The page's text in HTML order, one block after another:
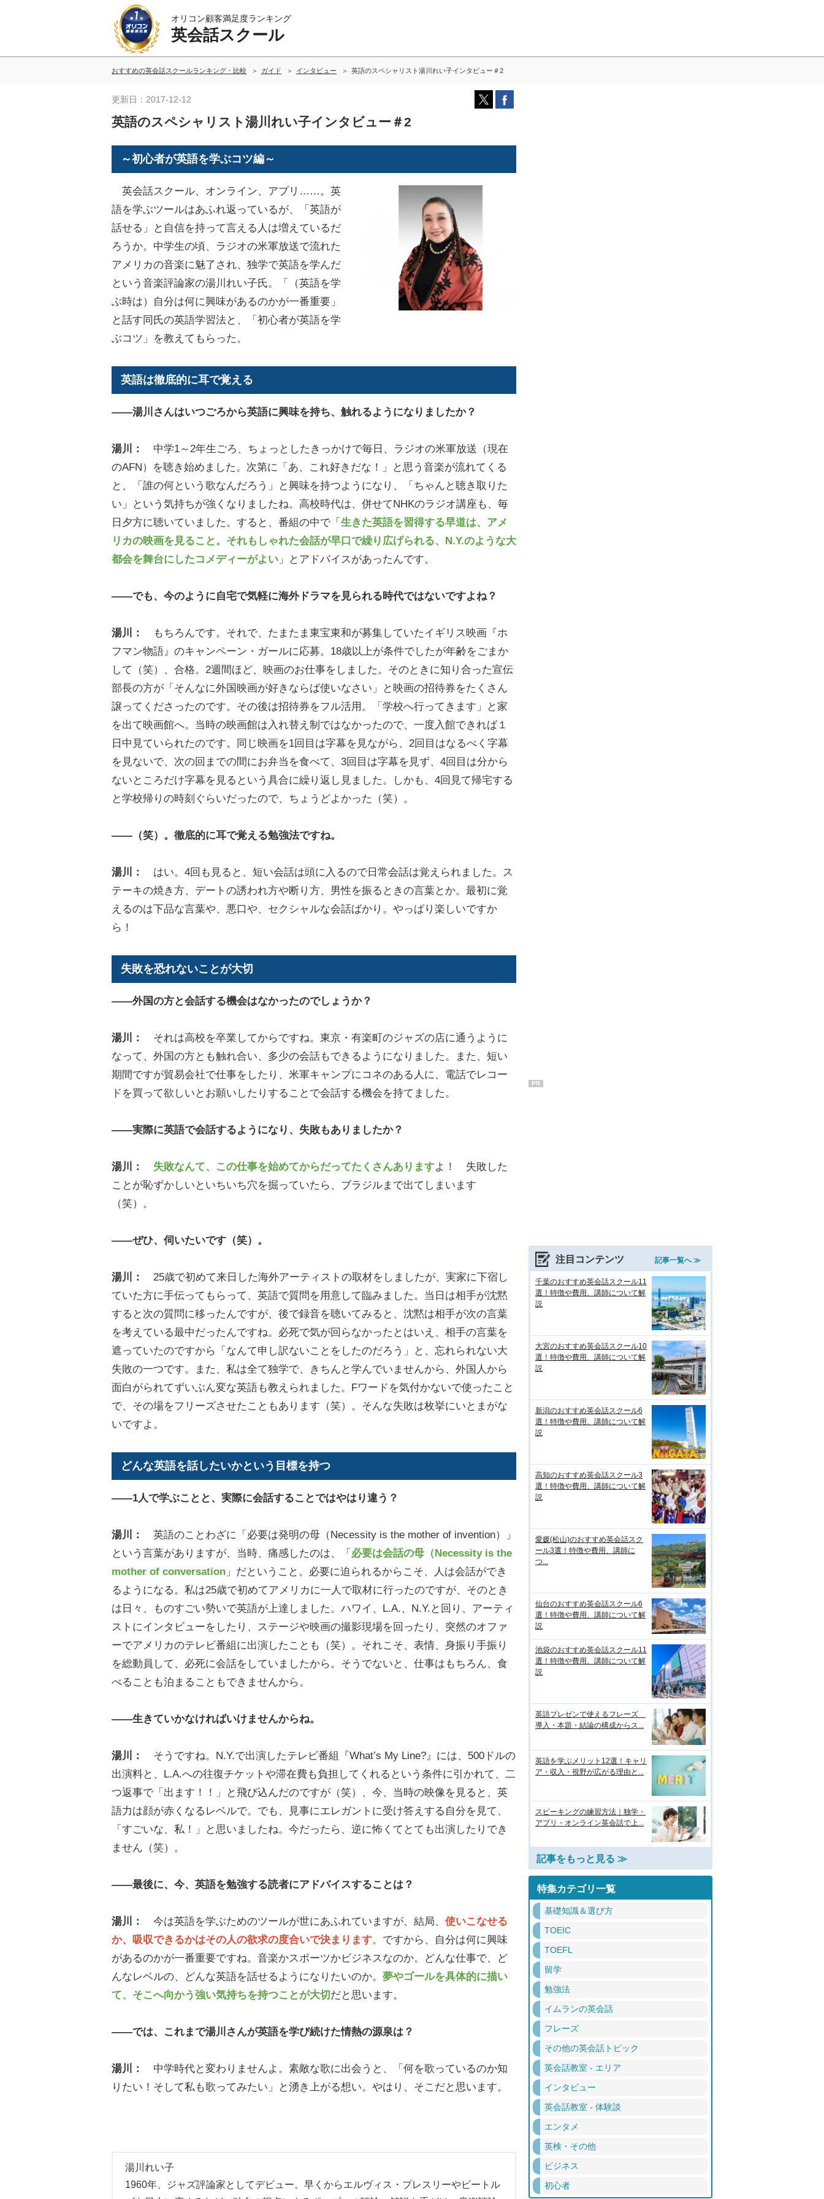
オリコン顧客満足度ランキング
英会話スクール
おすすめの英会話スクールランキング・比較 ガイド インタビュー 英語のスペシャリスト湯川れい子インタビュー＃2
更新日：2017-12-12
英語のスペシャリスト湯川れい子インタビュー＃2
～初心者が英語を学ぶコツ編～
英会話スクール、オンライン、アプリ……。英
語を学ぶツールはあふれ返っているが、「英語が
話せる」と自信を持って言える人は増えているだ
ろうか。中学生の頃、ラジオの米軍放送で流れた
アメリカの音楽に魅了され、独学で英語を学んだ
という音楽評論家の湯川れい子氏。「（英語を学
ぶ時は）自分は何に興味があるのかが一番重要」
と話す同氏の英語学習法と、「初心者が英語を学
ぶコツ」を教えてもらった。
英語は徹底的に耳で覚える
――湯川さんはいつごろから英語に興味を持ち、触れるようになりましたか？
湯川：
中学1～2年生ごろ、ちょっとしたきっかけで毎日、ラジオの米軍放送（現在
のAFN）を聴き始めました。次第に「あ、これ好きだな！」と思う音楽が流れてくる
と、「誰の何という歌なんだろう」と興味を持つようになり、「ちゃんと聴き取りた
い」という気持ちが強くなりましたね。高校時代は、併せてNHKのラジオ講座も、毎
日夕方に聴いていました。すると、番組の中で「 生きた英語を習得する早道は、アメ
リカの映画を見ること。それもしゃれた会話が早口で繰り広げられる、N.Y.のような大
都会を舞台にしたコメディーがよい 」とアドバイスがあったんです。
――でも、今のように自宅で気軽に海外ドラマを見られる時代ではないですよね？
湯川：
もちろんです。それで、たまたま東宝東和が募集していたイギリス映画『ホ
フマン物語』のキャンペーン・ガールに応募。18歳以上が条件でしたが年齢をごまか
して（笑）、合格。2週間ほど、映画のお仕事をしました。そのときに知り合った宣伝
部長の方が「そんなに外国映画が好きならば使いなさい」と映画の招待券をたくさん
譲ってくださったのです。その後は招待券をフル活用。「学校へ行ってきます」と家
を出て映画館へ。当時の映画館は入れ替え制ではなかったので、一度入館できれば１
日中見ていられたのです。同じ映画を1回目は字幕を見ながら、2回目はなるべく字幕
を見ないで、次の回までの間にお弁当を食べて、3回目は字幕を見ず、4回目は分から
ないところだけ字幕を見るという具合に繰り返し見ました。しかも、4回見て帰宅する
と学校帰りの時刻ぐらいだったので、ちょうどよかった（笑）。
――（笑）。徹底的に耳で覚える勉強法ですね。
湯川：
はい。4回も見ると、短い会話は頭に入るので日常会話は覚えられました。ス
テーキの焼き方、デートの誘われ方や断り方、男性を振るときの言葉とか。最初に覚
えるのは下品な言葉や、悪口や、セクシャルな会話ばかり。やっぱり楽しいですか
ら！
失敗を恐れないことが大切
――外国の方と会話する機会はなかったのでしょうか？
湯川：
それは高校を卒業してからですね。東京・有楽町のジャズの店に通うように
なって、外国の方とも触れ合い、多少の会話もできるようになりました。また、短い
期間ですが貿易会社で仕事をしたり、米軍キャンプにコネのある人に、電話でレコー
ドを買って欲しいとお願いしたりすることで会話する機会を持てました。
――実際に英語で会話するようになり、失敗もありましたか？
湯川： 失敗なんて、この仕事を始めてからだってたくさんありますよ！ 失敗した
ことが恥ずかしいといちいち穴を掘っていたら、ブラジルまで出てしまいます
（笑）。
――ぜひ、伺いたいです（笑）。
湯川：
25歳で初めて来日した海外アーティストの取材をしましたが、実家に下宿し
ていた方に手伝ってもらって、英語で質問を用意して臨みました。当日は相手が沈黙
すると次の質問に移ったんですが、後で録音を聴いてみると、沈黙は相手が次の言葉
を考えている最中だったんですね。必死で気が回らなかったとはいえ、相手の言葉を
遮っていたのですから「なんて申し訳ないことをしたのだろう」と、忘れられない大
失敗の一つです。また、私は全て独学で、きちんと学んでいませんから、外国人から
面白がられてずいぶん変な英語も教えられました。Fワードを気付かないで使ったこと
で、その場をフリーズさせたこともあります（笑）。そんな失敗は枚挙にいとまがな
いですよ。
どんな英語を話したいかという目標を持つ
――1人で学ぶことと、実際に会話することではやはり違う？
湯川：
英語のことわざに「必要は発明の母（Necessity is the mother of invention）」
という言葉がありますが、当時、痛感したのは、「 必要は会話の母（Necessity is the
mother of conversation 」だということ。必要に迫られるからこそ、人は会話ができ
るようになる。私は25歳で初めてアメリカに一人で取材に行ったのですが、そのとき
は日々、ものすごい勢いで英語が上達しました。ハワイ、L.A.、N.Y.と回り、アーティ
ストにインタビューをしたり、ステージや映画の撮影現場を回ったり、突然のオファ
ーでアメリカのテレビ番組に出演したことも（笑）。それこそ、表情、身振り手振り
を総動員して、必死に会話をしていましたから。そうでないと、仕事はもちろん、食
べることも泊まることもできませんから。
――生きていかなければいけませんからね。
湯川：
そうですね。N.Y.で出演したテレビ番組『What’s My Line?』には、500ドルの
出演料と、L.A.への往復チケットや滞在費も負担してくれるという条件に引かれて、二
つ返事で「出ます！！」と飛び込んだのですが（笑）、今、当時の映像を見ると、英
語力は顔が赤くなるレベルで。でも、見事にエレガントに受け答えする自分を見て、
「すごいな、私！」と思いましたね。今だったら、逆に怖くてとても出演したりでき
ません（笑）。
――最後に、今、英語を勉強する読者にアドバイスすることは？
湯川： 今は英語を学ぶためのツールが世にあふれていますが、結局、 使いこなせる
か、吸収できるかはその人の欲求の度合いで決まります。ですから、自分は何に興味
があるのかが一番重要ですね。音楽かスポーツかビジネスなのか。どんな仕事で、ど
んなレベルの、どんな英語を話せるようになりたいのか。 夢やゴールを具体的に描い
て、そこへ向かう強い気持ちを持つことが大切 だと思います。
――では、これまで湯川さんが英語を学び続けた情熱の源泉は？
湯川：
中学時代と変わりませんよ。素敵な歌に出会うと、「何を歌っているのか知
りたい！そして私も歌ってみたい」と湧き上がる想い。やはり、そこだと思います。
湯川れい子
1960年、ジャズ評論家としてデビュー。早くからエルヴィス・プレスリーやビートル
PR
注目コンテンツ 記事一覧へ ≫
千葉のおすすめ英会話スクール11
選！特徴や費用、講師について解
説
大宮のおすすめ英会話スクール10
選！特徴や費用、講師について解
説
新潟のおすすめ英会話スクール6
選！特徴や費用、講師について解
説
高知のおすすめ英会話スクール3
選！特徴や費用、講師について解
説
愛媛(松山)のおすすめ英会話スク
ール3選！特徴や費用、講師に
つ...
仙台のおすすめ英会話スクール6
選！特徴や費用、講師について解
説
池袋のおすすめ英会話スクール11
選！特徴や費用、講師について解
説
英語プレゼンで使えるフレーズ
導入・本題・結論の構成からス...
英語を学ぶメリット12選！キャリ
ア・収入・視野が広がる理由と...
スピーキングの練習方法｜独学・
アプリ・オンライン英会話で上...
記事をもっと見る ≫
特集カテゴリ一覧
基礎知識＆選び方
TOEIC
TOEFL
留学
勉強法
イムランの英会話
フレーズ
その他の英会話トピック
英会話教室 - エリア
インタビュー
英会話教室 - 体験談
エンタメ
英検・その他
ビジネス
初心者